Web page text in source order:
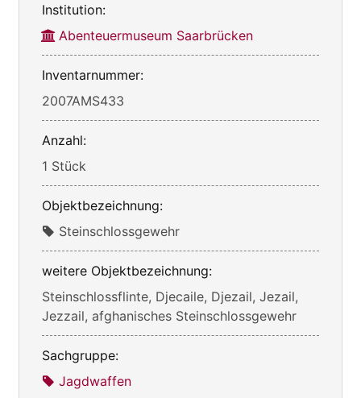
Institution:
Abenteuermuseum Saarbrücken
Inventarnummer:
2007AMS433
Anzahl:
1 Stück
Objektbezeichnung:
Steinschlossgewehr
weitere Objektbezeichnung:
Steinschlossflinte, Djecaile, Djezail, Jezail,
Jezzail, afghanisches Steinschlossgewehr
Sachgruppe:
Jagdwaffen